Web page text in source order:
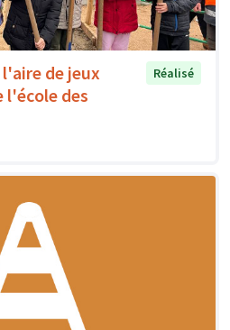
de jeux
l'école des
Réalisé